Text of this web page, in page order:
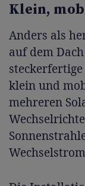
Klein,
Anders als
auf dem
klein und
mehreren